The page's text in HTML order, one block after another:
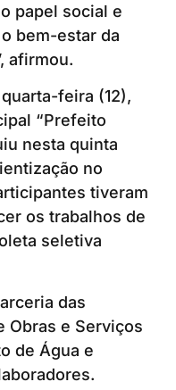
papel social e
bem-estar da
afirmou.
feira (12),
“Prefeito
nesta quinta
no
tiveram
os trabalhos de
seletiva
das
Obras e Serviços
de Água e